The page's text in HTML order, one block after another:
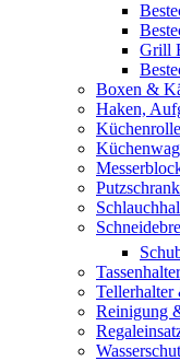
Grill
Boxen &
Haken,
Tassenhalter
Tellerhalter
Reinigung